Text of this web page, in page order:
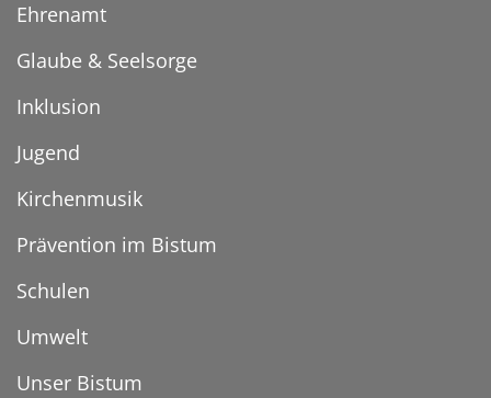
Ehrenamt
Glaube & Seelsorge
Inklusion
Jugend
Kirchenmusik
Prävention im Bistum
Schulen
Umwelt
Unser Bistum